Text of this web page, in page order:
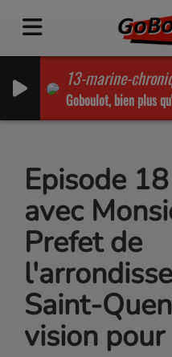
13-marine-
Goboulot, bien plus
Episode
avec
Prefet de
Saint-
vision